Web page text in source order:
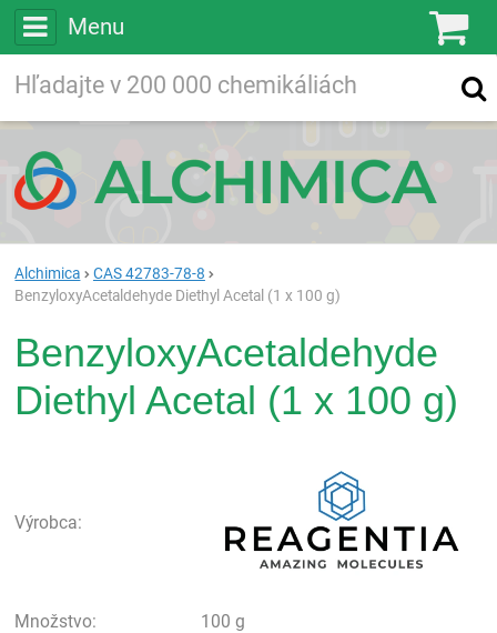
Menu
Vyhľadávanie
Alchimica
CAS 42783-78-8
BenzyloxyAcetaldehyde Diethyl Acetal (1 x 100 g)
BenzyloxyAcetaldehyde
Diethyl Acetal (1 x 100 g)
Výrobca:
Množstvo:
100 g